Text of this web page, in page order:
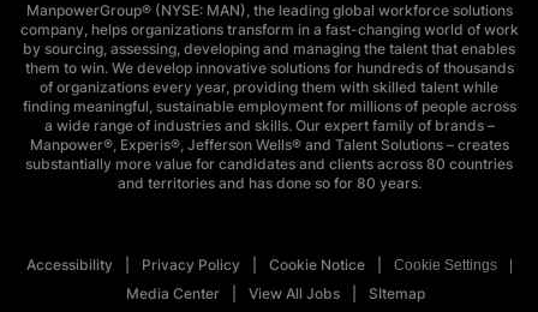
ManpowerGroup® (NYSE: MAN), the leading global workforce solutions
company, helps organizations transform in a fast-changing world of work
by sourcing, assessing, developing and managing the talent that enables
them to win. We develop innovative solutions for hundreds of thousands
of organizations every year, providing them with skilled talent while
finding meaningful, sustainable employment for millions of people across
a wide range of industries and skills. Our expert family of brands –
Manpower®, Experis®, Jefferson Wells® and Talent Solutions – creates
substantially more value for candidates and clients across 80 countries
and territories and has done so for 80 years.
Accessibility Privacy Policy Cookie Notice Cookie Settings
Media Center View All Jobs SItemap